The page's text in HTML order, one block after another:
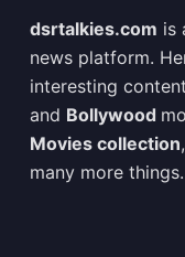
dsrtalkies.com is
news platform.
interesting
and Bollywood
Movies collection,
many more things.